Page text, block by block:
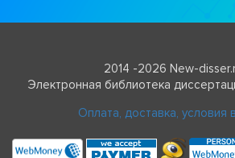
2014 -2026 New-
Электронная библиотека
Оплата, доставка, условия